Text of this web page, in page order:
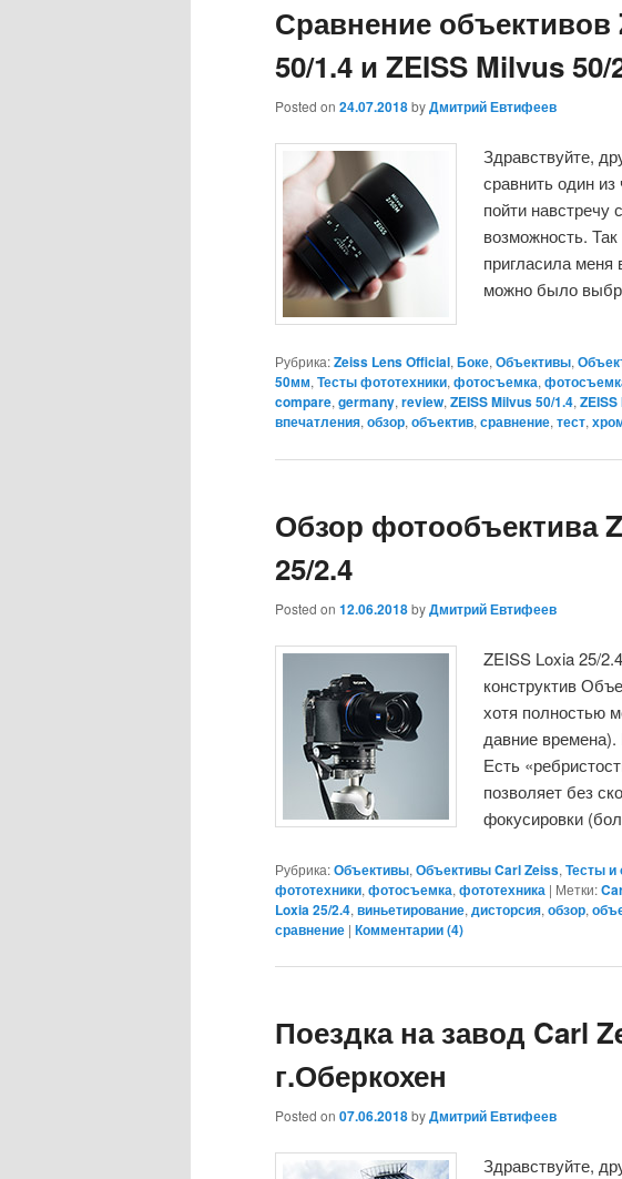
Сравнение объективов
50/1.4 и ZEISS Milvus 50/
Posted on 24.07.2018byДмитрий Евтифеев
Здравствуйте,
сравнить один из
пойти навстречу
возможность.
пригласила
можно было
Рубрика:Zeiss Lens Official, Боке, Объективы,
50мм, Тесты фототехники, фотосъемка,
compare, germany, review, ZEISS Milvus 50/1.4,
впечатления, обзор, объектив, сравнение, тест,
Обзор фотообъектива
25/2.4
Posted on 12.06.2018byДмитрий Евтифеев
ZEISS Loxia 25/
конструктив
хотя полностью
давние
Есть
позволяет без
фокусировки
Рубрика:Объективы, Объективы Carl Zeiss, Тесты и
фототехники, фотосъемка, фототехника | Метки:
Loxia 25/2.4, виньетирование, дисторсия, обзор,
сравнение | Комментарии (4)
Поездка на завод Carl
г.Оберкохен
Posted on 07.06.2018byДмитрий Евтифеев
Здравствуйте,